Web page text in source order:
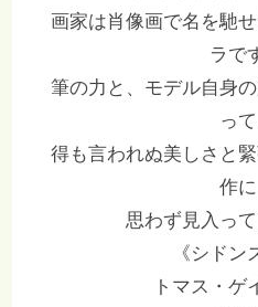
画家は肖像画で名を馳
ラで
筆の力と、モデル自身
って
得も言われぬ美しさと
作に
思わず見入って
《シドン
トマス・ゲ